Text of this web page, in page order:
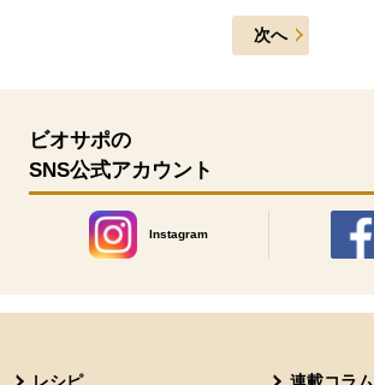
次へ
ビオサポの
SNS公式アカウント
Instagram
別のウィンドウで開きます。